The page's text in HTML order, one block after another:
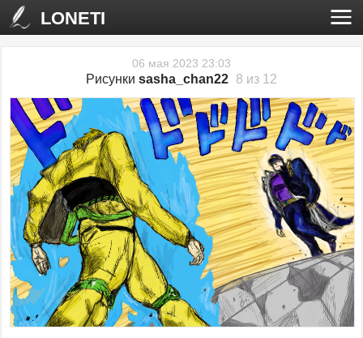
LONETI
06 мая 2023 23:03
Рисунки sasha_chan22 8 из 12
‹ ›